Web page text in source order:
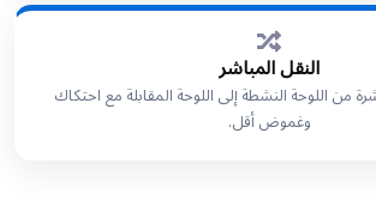
النقل المباشر
من اللوحة النشطة إلى اللوحة المقابلة مع احتكاك
وغموض أقل.